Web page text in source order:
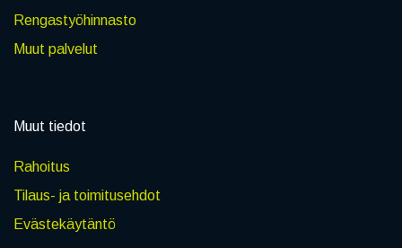
Rengastyöhinnasto
Muut palvelut
Muut tiedot
Rahoitus
Tilaus- ja toimitusehdot
Evästekäytäntö